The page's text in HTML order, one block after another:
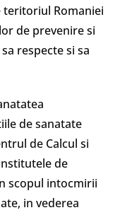
teritoriul Romaniei
de prevenire si
respecte si sa
de sanatate
de Calcul si
de
scopul intocmirii
in vederea